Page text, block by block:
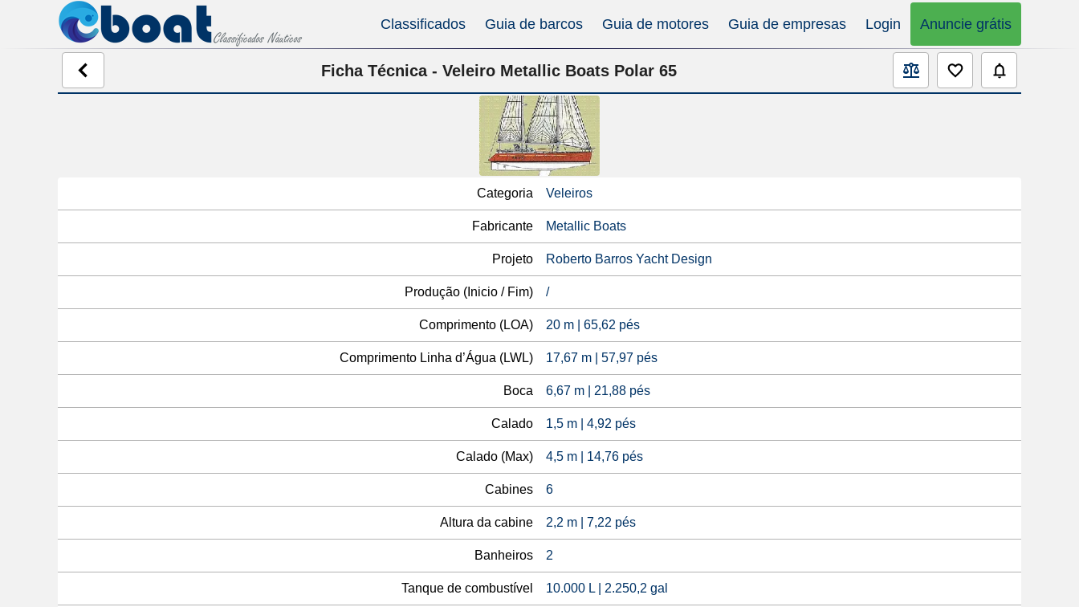
Classificados Guia de barcos Guia de motores Guia de empresas Login Anuncie grátis
Ficha Técnica - Veleiro Metallic Boats Polar 65
Categoria Veleiros
Fabricante Metallic Boats
Projeto Roberto Barros Yacht Design
Produção (Inicio / Fim) /
Comprimento (LOA) 20 m | 65,62 pés
Comprimento Linha d’Água (LWL) 17,67 m | 57,97 pés
Boca 6,67 m | 21,88 pés
Calado 1,5 m | 4,92 pés
Calado (Max) 4,5 m | 14,76 pés
Cabines 6
Altura da cabine 2,2 m | 7,22 pés
Banheiros 2
Tanque de combustível 10.000 L | 2.250,2 gal